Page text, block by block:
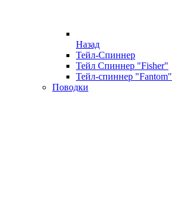
Назад
Тейл-Спиннер
Тейл Спиннер "Fisher"
Тейл-спиннер "Fantom"
Поводки